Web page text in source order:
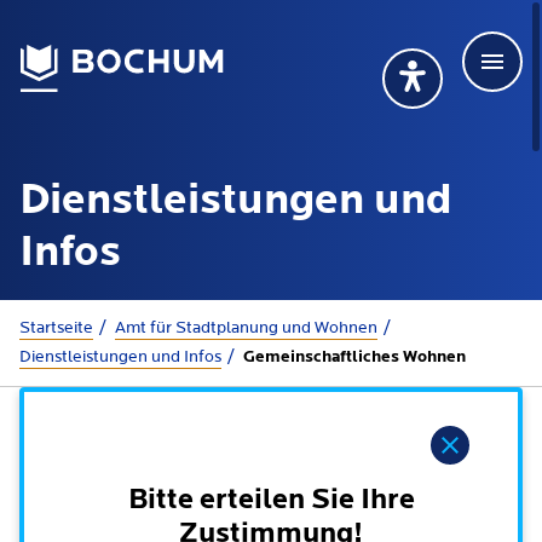
Übersetzung
Deutsch
Dienstleistungen und
Infos
Startseite
Amt für Stadtplanung und Wohnen
Dienstleistungen und Infos
Gemeinschaftliches Wohnen
Bitte erteilen Sie Ihre
Zustimmung!
Übersetzung wählen (öffnet sich in Google
Deutsch
Rathaus
Online-Terminbuchung
Dienstleistungen nach Lebenslagen